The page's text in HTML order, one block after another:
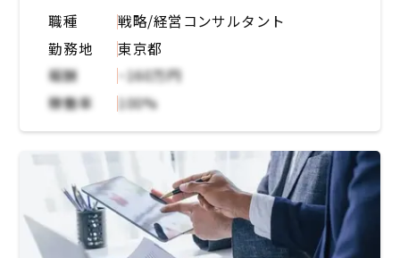
下地を作成する
・各国の課題を洗い出し、優先順位をつけグロ
ーバル展開に向けたWBSの作成や必要なタス
クの洗い出し
・各国向けの展開資料の作成
職種
戦略/経営コンサルタント
勤務地
東京都
報酬
~160万円
稼働率
100%